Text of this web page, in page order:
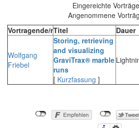
Eingereichte
Angenommene
Vortragende/rTitel Dauer
Wolfgang
Friebel
‎Storing, retrieving
and visualizing
GraviTrax® marble
runs‎
[ Kurzfassung ]